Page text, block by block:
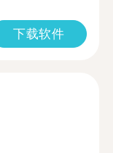
下载软件